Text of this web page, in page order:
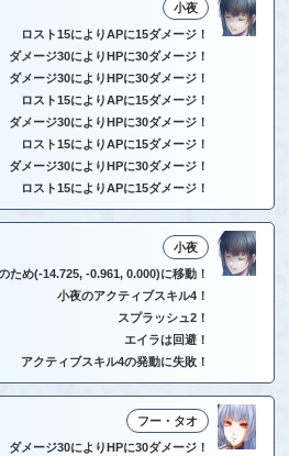
小夜
ロスト15によりAPに15ダメージ！
ダメージ30によりHPに30ダメージ！
ダメージ30によりHPに30ダメージ！
ロスト15によりAPに15ダメージ！
ダメージ30によりHPに30ダメージ！
ロスト15によりAPに15ダメージ！
ダメージ30によりHPに30ダメージ！
ロスト15によりAPに15ダメージ！
小夜
ため(-14.725, -0.961, 0.000)に移動！
小夜のアクティブスキル4！
スプラッシュ2！
エイラは回避！
アクティブスキル4の発動に失敗！
フー・タオ
ダメージ30によりHPに30ダメージ！